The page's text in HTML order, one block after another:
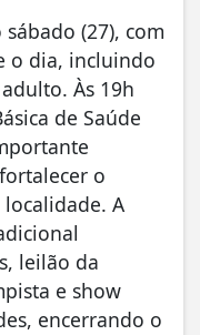
(27), com
o dia, incluindo
Às 19h
de Saúde
o
A
leilão da
e show
encerrando o